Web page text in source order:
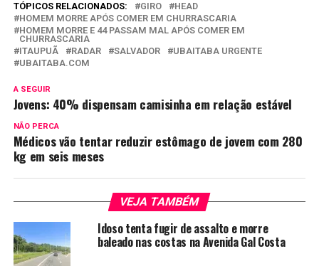
TÓPICOS RELACIONADOS: GIRO
HEAD
HOMEM MORRE APÓS COMER EM CHURRASCARIA
HOMEM MORRE E 44 PASSAM MAL APÓS COMER EM
CHURRASCARIA
ITAUPUÃ
RADAR SALVADOR
UBAITABA URGENTE
UBAITABA.COM
A SEGUIR
Jovens: 40% dispensam camisinha em relação estável
NÃO PERCA
Médicos vão tentar reduzir estômago de jovem com 280
kg em seis meses
VEJA TAMBÉM
Idoso tenta fugir de assalto e morre
baleado nas costas na Avenida Gal Costa